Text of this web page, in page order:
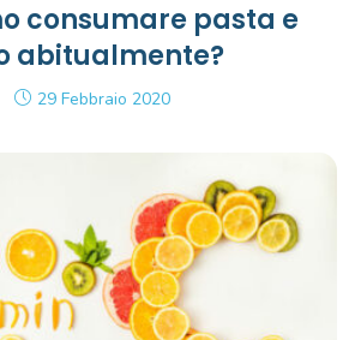
consumare pasta e
abitualmente?
29 Febbraio 2020